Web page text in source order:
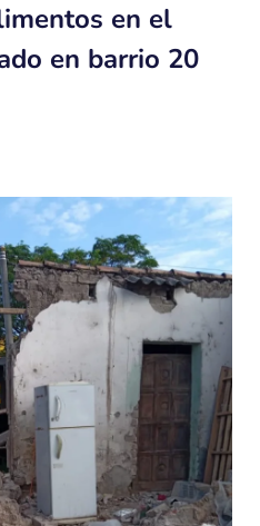
en el
en barrio 20